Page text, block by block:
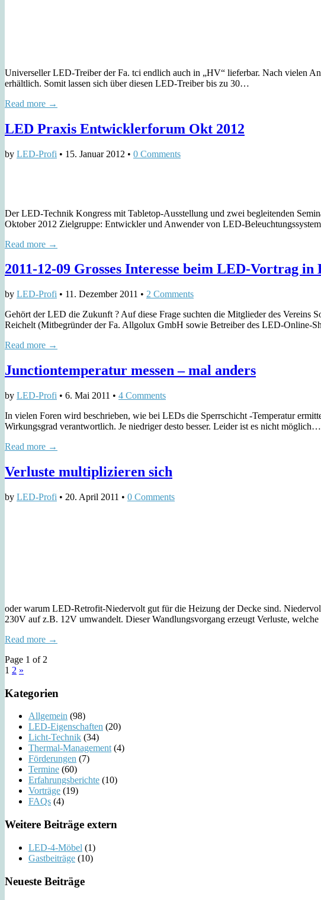
Universeller LED-Treiber der Fa. tci endlich auch in „HV“ lieferbar. Nach vielen
erhältlich. Somit lassen sich über diesen LED-Treiber bis zu 30…
Read more →
LED Praxis Entwicklerforum Okt 2012
by LED-Profi • 15. Januar 2012 • 0 Comments
Der LED-Technik Kongress mit Tabletop-Ausstellung und zwei begleitenden
Oktober 2012 Zielgruppe: Entwickler und Anwender von LED-
Read more →
2011-12-09 Grosses Interesse beim LED-Vortrag in
by LED-Profi • 11. Dezember 2011 • 2 Comments
Gehört der LED die Zukunft ? Auf diese Frage suchten die Mitglieder des Vereins
Reichelt (Mitbegründer der Fa. Allgolux GmbH sowie Betreiber des LED-Online-
Read more →
Junctiontemperatur messen – mal anders
by LED-Profi • 6. Mai 2011 • 4 Comments
In vielen Foren wird beschrieben, wie bei LEDs die Sperrschicht -Temperatur
Wirkungsgrad verantwortlich. Je niedriger desto besser. Leider ist es nicht möglich…
Read more →
Verluste multiplizieren sich
by LED-Profi • 20. April 2011 • 0 Comments
oder warum LED-Retrofit-Niedervolt gut für die Heizung der Decke sind.
230V auf z.B. 12V umwandelt. Dieser Wandlungsvorgang erzeugt Verluste,
Read more →
Page 1 of 2
1 2 »
Kategorien
Allgemein (98)
LED-Eigenschaften (20)
Licht-Technik (34)
Thermal-Management(4)
Förderungen (7)
Termine (60)
Erfahrungsberichte (10)
Vorträge (19)
FAQs (4)
Weitere Beiträge extern
LED-4-Möbel (1)
Gastbeiträge (10)
Neueste Beiträge